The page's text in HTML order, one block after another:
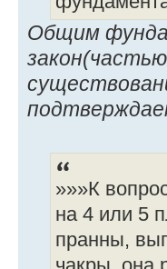
Общим
»»»К
на 4 или 5
пранны,